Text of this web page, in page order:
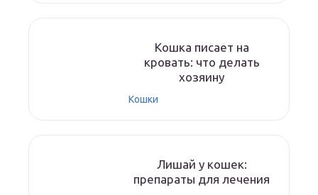
Кошка писает на
кровать: что делать
хозяину
Кошки
Лишай у кошек:
препараты для лечения